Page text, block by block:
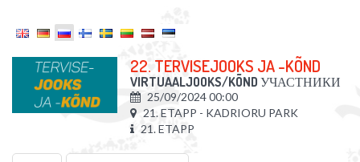
22. TERVISEJOOKS JA -KÕND
VIRTUAALJOOKS/KÕND УЧАСТНИКИ
25/09/2024 00:00
21. ETAPP - KADRIORU PARK
21. ETAPP